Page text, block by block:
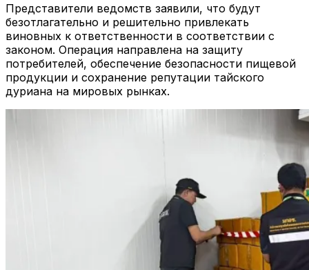
Представители ведомств заявили, что будут
безотлагательно и решительно привлекать
виновных к ответственности в соответствии с
законом. Операция направлена на защиту
потребителей, обеспечение безопасности пищевой
продукции и сохранение репутации тайского
дуриана на мировых рынках.